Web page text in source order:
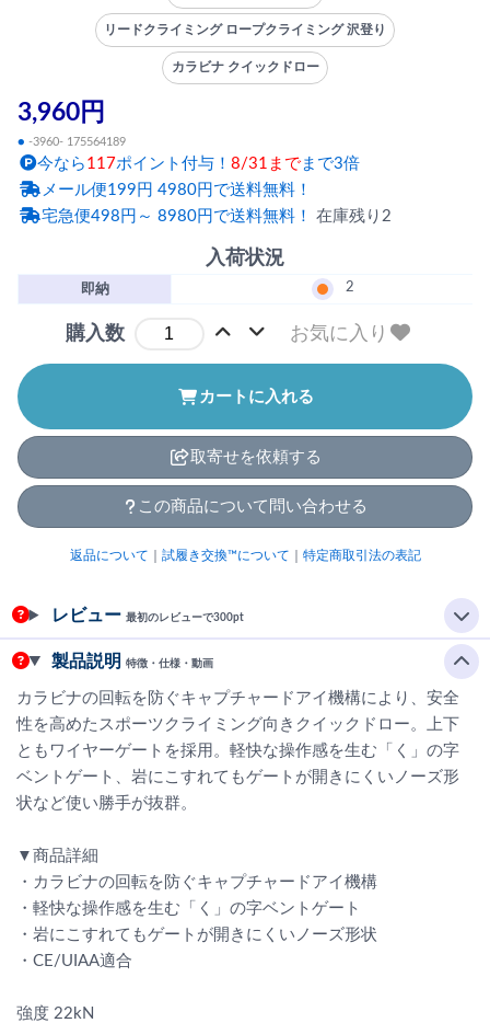
リードクライミング ロープクライミング 沢登り
カラビナ クイックドロー
3,960円
● -3960- 175564189
今なら 117ポイント付与！ 8/31まで まで3倍
メール便199円 4980円で送料無料！
宅急便498円～ 8980円で送料無料！ 在庫残り2
入荷状況
即納 2
購入数 お気に入り
カートに入れる
取寄せを依頼する
この商品について問い合わせる
返品について 試履き交換™について 特定商取引法の表記
レビュー 最初のレビューで300pt
製品説明 特徴・仕様・動画
カラビナの回転を防ぐキャプチャードアイ機構により、安全
性を高めたスポーツクライミング向きクイックドロー。上下
ともワイヤーゲートを採用。軽快な操作感を生む「く」の字
ベントゲート、岩にこすれてもゲートが開きにくいノーズ形
状など使い勝手が抜群。
▼商品詳細
・カラビナの回転を防ぐキャプチャードアイ機構
・軽快な操作感を生む「く」の字ベントゲート
・岩にこすれてもゲートが開きにくいノーズ形状
・CE/UIAA適合
強度 22kN